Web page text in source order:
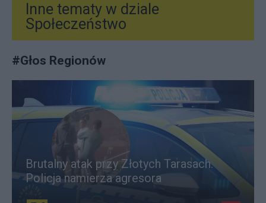
Inne tematy w dziale
Społeczeństwo
#Głos Regionów
Brutalny atak przy Złotych Tarasach.
Policja namierza agresora